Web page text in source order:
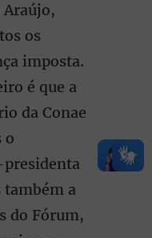
Araújo,
os
imposta.
é que a
da Conae
o
presidenta
também a
do Fórum,